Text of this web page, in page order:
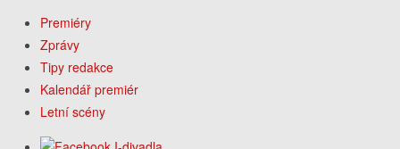
Premiéry
Zprávy
Tipy redakce
Kalendář premiér
Letní scény